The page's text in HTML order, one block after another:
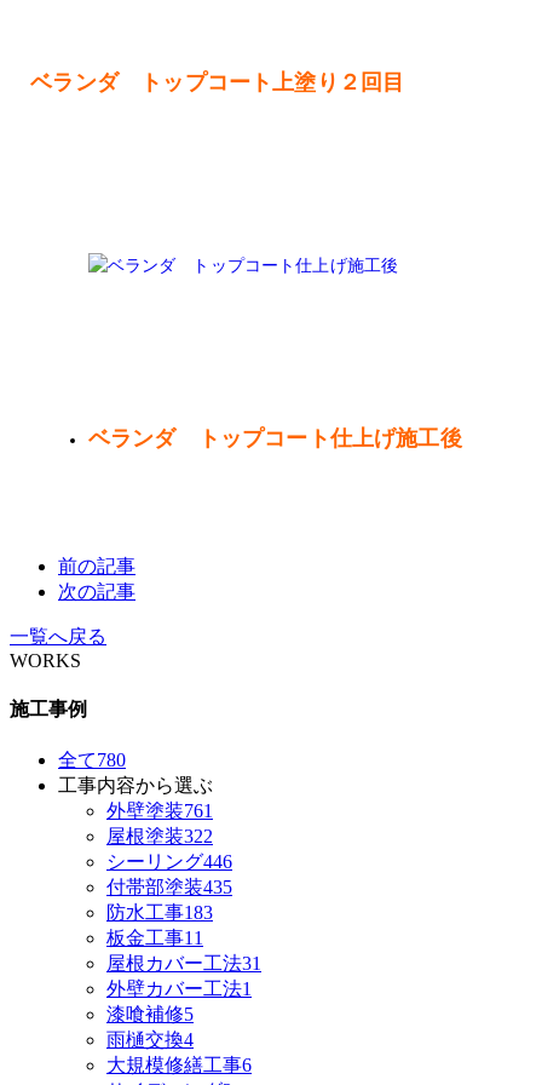
ベランダ トップコート上塗り２回目
ベランダ トップコート仕上げ施工後
前の記事
次の記事
一覧へ戻る
WORKS
施工事例
全て780
工事内容から選ぶ
外壁塗装761
屋根塗装322
シーリング446
付帯部塗装435
防水工事183
板金工事11
屋根カバー工法31
外壁カバー工法1
漆喰補修5
雨樋交換4
大規模修繕工事6